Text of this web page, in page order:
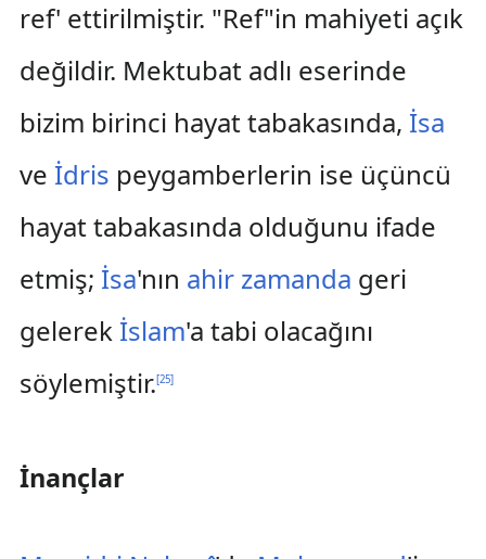
ref' ettirilmiştir. "Ref"in mahiyeti açık
değildir. Mektubat adlı eserinde
bizim birinci hayat tabakasında, İsa
ve İdris peygamberlerin ise üçüncü
hayat tabakasında olduğunu ifade
etmiş; İsa'nın ahir zamanda geri
gelerek İslam'a tabi olacağını
söylemiştir.[25]
İnançlar